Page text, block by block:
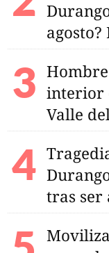
interior
Valle
tras ser